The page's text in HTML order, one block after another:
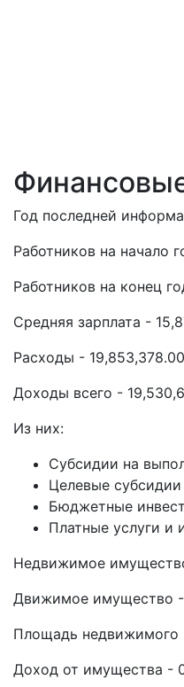
Год последней
Работников на начало
Работников на конец
Средняя зарплата -
Расходы -
Доходы всего -
Из них:
Субсидии на
Целевые
Бюджетные
Платные услуги и
Недвижимое
Движимое имущество -
Площадь
Доход от имущества -